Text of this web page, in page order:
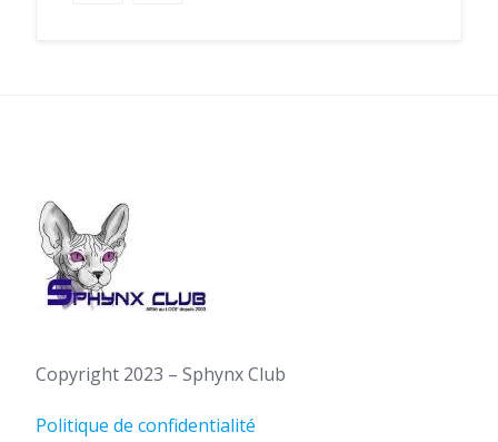
Copyright 2023 – Sphynx Club
Politique de confidentialité